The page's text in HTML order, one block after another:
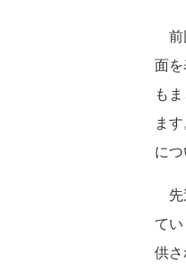
前
面
も
ま
につ
先
て
供